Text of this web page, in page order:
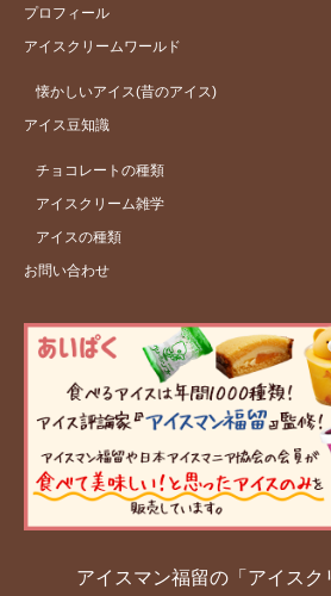
プロフィール
アイスクリームワールド
懐かしいアイス(昔のアイス)
アイス豆知識
チョコレートの種類
アイスクリーム雑学
アイスの種類
お問い合わせ
アイスマン福留の「アイスク